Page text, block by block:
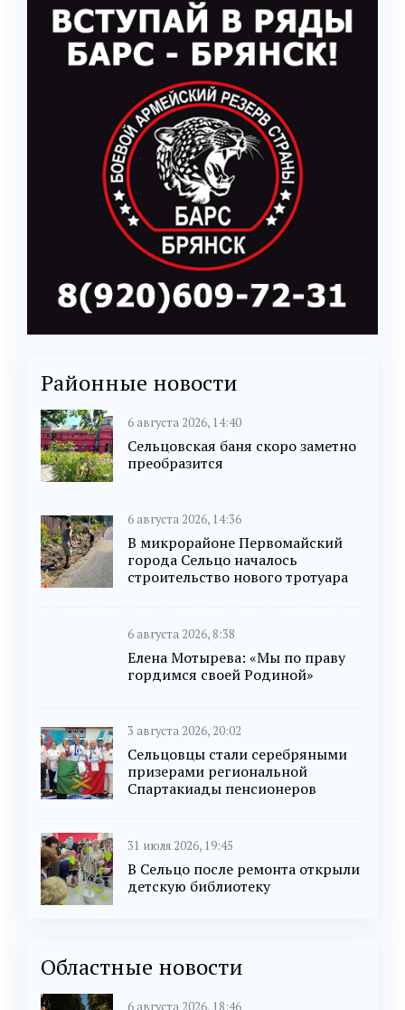
Районные новости
6 августа 2026, 14:40
Сельцовская баня скоро заметно
преобразится
6 августа 2026, 14:36
В микрорайоне Первомайский
города Сельцо началось
строительство нового тротуара
6 августа 2026, 8:38
Елена Мотырева: «Мы по праву
гордимся своей Родиной»
3 августа 2026, 20:02
Сельцовцы стали серебряными
призерами региональной
Спартакиады пенсионеров
31 июля 2026, 19:45
В Сельцо после ремонта открыли
детскую библиотеку
Областные новости
6 августа 2026, 18:46